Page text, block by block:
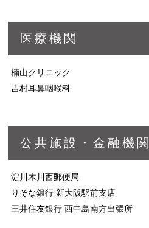
医療機関
楠山クリニック
吉村耳鼻咽喉科
公共施設・金融機関
淀川木川西郵便局
りそな銀行 新大阪駅前支店
三井住友銀行 西中島南方出張所